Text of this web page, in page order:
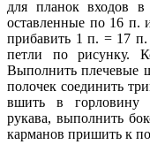
для планок входов
оставленные по 16 п.
прибавить 1 п. = 17
петли по рисунку.
Выполнить плечевые
полочек соединить
вшить в горловину
рукава, выполнить
карманов пришить к